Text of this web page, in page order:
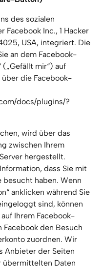
des sozialen
Facebook Inc., 1 Hacker
USA, integriert. Die
an dem Facebook-
mir“) auf
die Facebook-
docs/plugins/?
wird über das
zwischen Ihrem
hergestellt.
dass Sie mit
besucht haben. Wenn
anklicken während Sie
sind, können
Ihrem Facebook-
Facebook den Besuch
zuordnen. Wir
Anbieter der Seiten
übermittelten Daten